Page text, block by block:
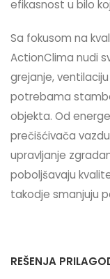
efikasnost u bilo
Sa fokusom na
ActionClima nudi
grejanje,
potrebama
objekta. Od
prečišćivača
upravljanje
poboljšavaju
takodje smanjuju
REŠENJA